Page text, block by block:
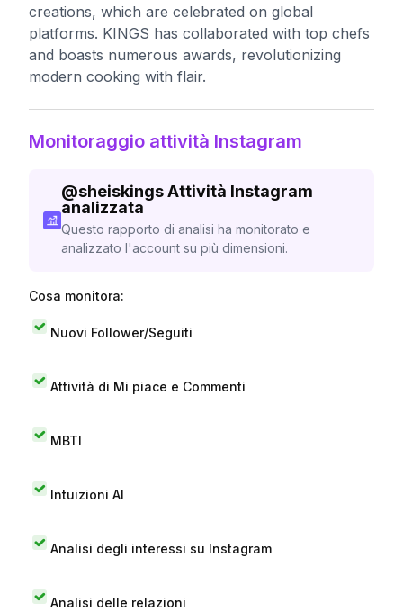
creations, which are celebrated on global
platforms. KINGS has collaborated with top chefs
and boasts numerous awards, revolutionizing
modern cooking with flair.
Monitoraggio attività Instagram
@sheiskingsAttività Instagram
analizzata
Questo rapporto di analisi ha monitorato e
analizzato l'account su più dimensioni.
Cosa monitora:
Nuovi Follower/Seguiti
Attività di Mi piace e Commenti
MBTI
Intuizioni AI
Analisi degli interessi su Instagram
Analisi delle relazioni